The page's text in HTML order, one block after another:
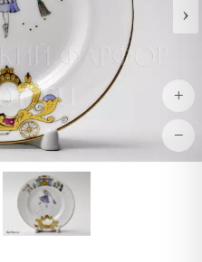
›
+
−